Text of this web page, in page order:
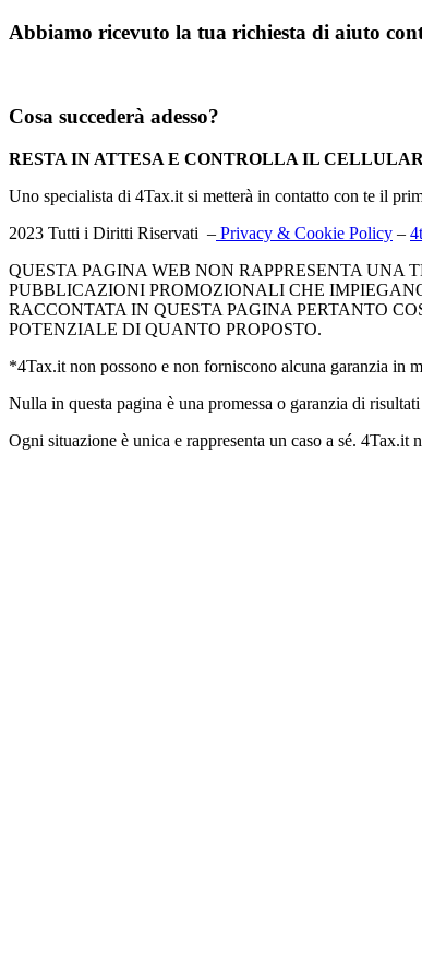
Abbiamo ricevuto la tua richiesta di aiuto
Cosa succederà adesso?
RESTA IN ATTESA E CONTROLLA IL
Uno specialista di 4Tax.it si metterà in contatto con te il
2023 Tutti i Diritti Riservati – Privacy & Cookie Policy –
QUESTA PAGINA WEB NON RAPPRESENTA
PUBBLICAZIONI PROMOZIONALI CHE
RACCONTATA IN QUESTA PAGINA PERTANTO
POTENZIALE DI QUANTO PROPOSTO.
*4Tax.it non possono e non forniscono alcuna garanzia in
Nulla in questa pagina è una promessa o garanzia di
Ogni situazione è unica e rappresenta un caso a sé.